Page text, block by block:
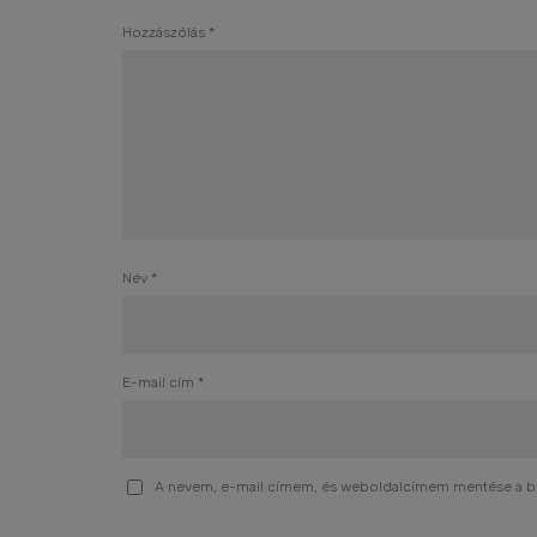
Hozzászólás *
Név *
E-mail cím *
A nevem, e-mail címem, és weboldalcímem mentése a